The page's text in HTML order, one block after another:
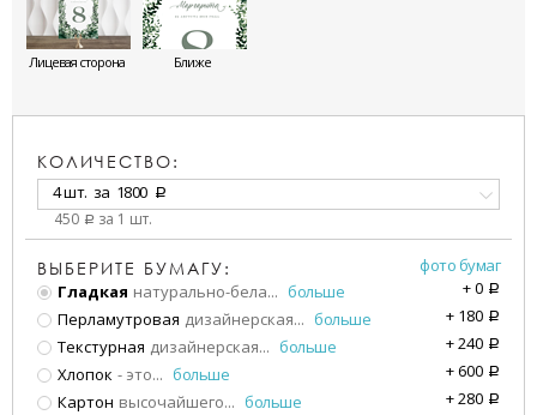
Лицевая сторона Ближе
КОЛИЧЕСТВО:
4 шт. за 1800 a
450 a за 1 шт.
ВЫБЕРИТЕ БУМАГУ:
фото бумаг
Гладкая натурально-бела... больше +0 a
Перламутровая дизайнерская... больше + 180 a
Текстурная дизайнерская... больше +240 a
Хлопок - это... больше +600 a
Картон высочайшего... больше +280 a